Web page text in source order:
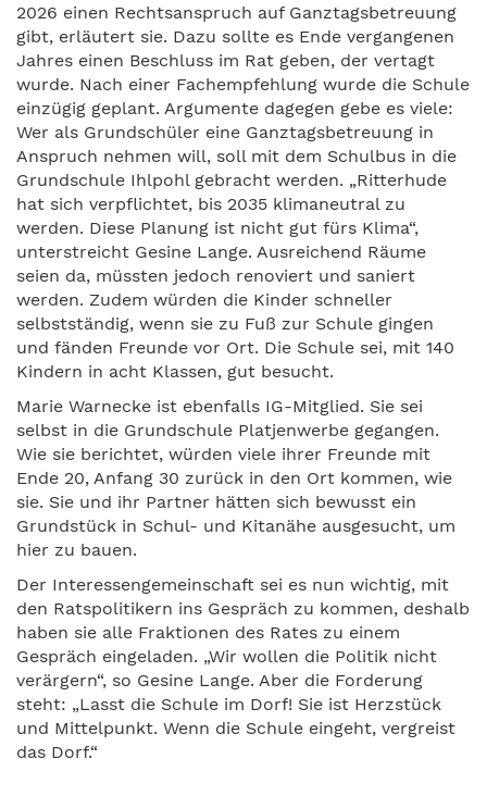
2026 einen Rechtsanspruch auf Ganztagsbetreuung
gibt, erläutert sie. Dazu sollte es Ende vergangenen
Jahres einen Beschluss im Rat geben, der vertagt
wurde. Nach einer Fachempfehlung wurde die Schule
einzügig geplant. Argumente dagegen gebe es viele:
Wer als Grundschüler eine Ganztagsbetreuung in
Anspruch nehmen will, soll mit dem Schulbus in die
Grundschule Ihlpohl gebracht werden. „Ritterhude
hat sich verpflichtet, bis 2035 klimaneutral zu
werden. Diese Planung ist nicht gut fürs Klima“,
unterstreicht Gesine Lange. Ausreichend Räume
seien da, müssten jedoch renoviert und saniert
werden. Zudem würden die Kinder schneller
selbstständig, wenn sie zu Fuß zur Schule gingen
und fänden Freunde vor Ort. Die Schule sei, mit 140
Kindern in acht Klassen, gut besucht.
Marie Warnecke ist ebenfalls IG-Mitglied. Sie sei
selbst in die Grundschule Platjenwerbe gegangen.
Wie sie berichtet, würden viele ihrer Freunde mit
Ende 20, Anfang 30 zurück in den Ort kommen, wie
sie. Sie und ihr Partner hätten sich bewusst ein
Grundstück in Schul- und Kitanähe ausgesucht, um
hier zu bauen.
Der Interessengemeinschaft sei es nun wichtig, mit
den Ratspolitikern ins Gespräch zu kommen, deshalb
haben sie alle Fraktionen des Rates zu einem
Gespräch eingeladen. „Wir wollen die Politik nicht
verärgern“, so Gesine Lange. Aber die Forderung
steht: „Lasst die Schule im Dorf! Sie ist Herzstück
und Mittelpunkt. Wenn die Schule eingeht, vergreist
das Dorf.“